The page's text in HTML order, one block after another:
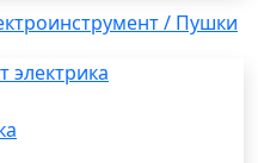
/ Пушки
электрика